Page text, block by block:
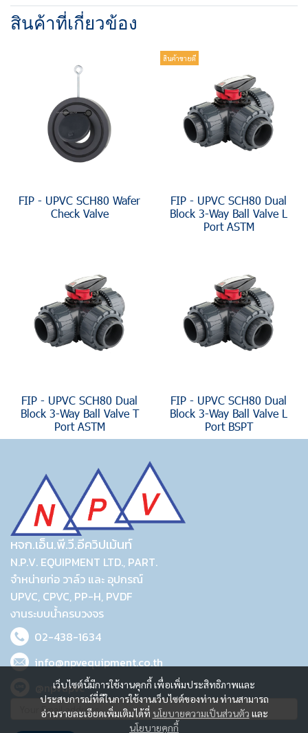
สินค้าที่เกี่ยวข้อง
FIP - UPVC SCH80 Wafer
Check Valve
สินค้าขายดี
FIP - UPVC SCH80 Dual
Block 3-Way Ball Valve L
Port ASTM
FIP - UPVC SCH80 Dual
Block 3-Way Ball Valve T
Port ASTM
FIP - UPVC SCH80 Dual
Block 3-Way Ball Valve L
Port BSPT
เว็บไซต์นี้มีการใช้งานคุกกี้ เพื่อเพิ่มประสิทธิภาพและ
ประสบการณ์ที่ดีในการใช้งานเว็บไซต์ของท่าน ท่านสามารถ
อ่านรายละเอียดเพิ่มเติมได้ที่ นโยบายความเป็นส่วนตัว และ
นโยบายคุกกี้
หจก.เอ็น.พี.วี.อีควิปเม้นท์
N.P.V. EQUIPMENT LTD., PART.
จำหน่ายท่อ วาล์ว และ อุปกรณ์
UPVC, CPVC, PP-H, PVDF
งานระบบน้ำครบวงจร
02-438-1634
info@npvequipment.co.th
@npvupvc